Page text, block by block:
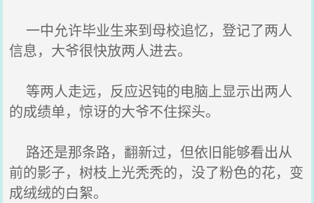
一中允许毕业生来到母校追忆，登记了两人
信息，大爷很快放两人进去。
等两人走远，反应迟钝的电脑上显示出两人
的成绩单，惊讶的大爷不住探头。
路还是那条路，翻新过，但依旧能够看出从
前的影子，树枝上光秃秃的，没了粉色的花，变
成绒绒的白絮。